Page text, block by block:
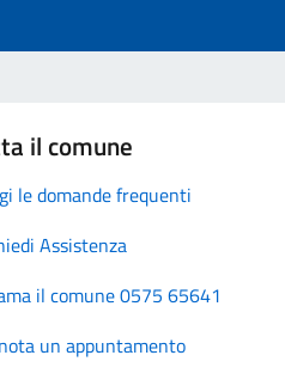
il comune
le domande frequenti
Assistenza
il comune 0575 65641
un appuntamento